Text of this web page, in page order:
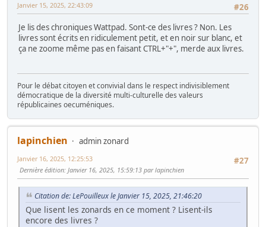
#26
Janvier 15, 2025, 22:43:09
Je lis des chroniques Wattpad. Sont-ce des livres ? Non. Les
livres sont écrits en ridiculement petit, et en noir sur blanc, et
ça ne zoome même pas en faisant CTRL+"+", merde aux livres.
Pour le débat citoyen et convivial dans le respect indivisiblement
démocratique de la diversité multi-culturelle des valeurs
républicaines oecuméniques.
lapinchien
admin zonard
#27
Janvier 16, 2025, 12:25:53
Dernière édition: Janvier 16, 2025, 15:59:13 par lapinchien
Citation de: LePouilleux le Janvier 15, 2025, 21:46:20
Que lisent les zonards en ce moment ? Lisent-ils
encore des livres ?